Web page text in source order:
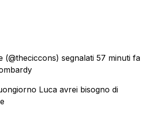
(@theciccons) segnalati 57 minuti fa
Luca avrei bisogno di